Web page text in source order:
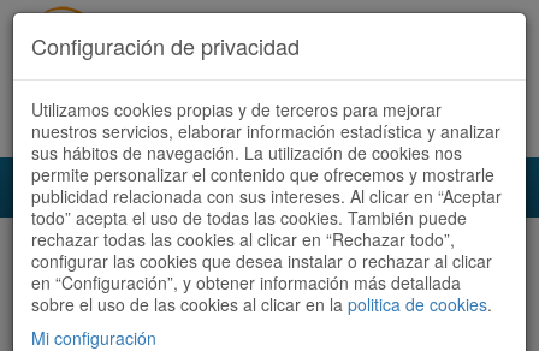
Acceder Registrate ahora Español | Català
Audioruta Todas las rutas
Todas las rutas Ordenar por:Más recientes
Configuración de privacidad
Utilizamos cookies propias y de terceros para mejorar
nuestros servicios, elaborar información estadística y analizar
sus hábitos de navegación. La utilización de cookies nos
permite personalizar el contenido que ofrecemos y mostrarle
publicidad relacionada con sus intereses. Al clicar en “Aceptar
todo” acepta el uso de todas las cookies. También puede
rechazar todas las cookies al clicar en “Rechazar todo”,
configurar las cookies que desea instalar o rechazar al clicar
en “Configuración”, y obtener información más detallada
sobre el uso de las cookies al clicar en la politica de cookies.
Mi configuración